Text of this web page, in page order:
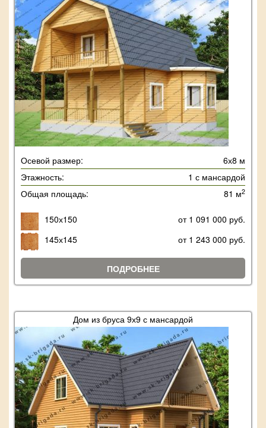
Осевой размер:
6х8 м
Этажность:
1 с мансардой
Общая площадь:
81 м2
150х150
от 1 091 000 руб.
145х145
от 1 243 000 руб.
ПОДРОБНЕЕ
Дом из бруса 9х9 с мансардой